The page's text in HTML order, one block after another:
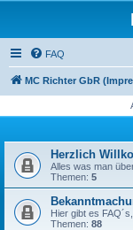
FAQ
MC Richter GbR
Herzlich
Alles was man
Themen: 5
Hier gibt es
Themen: 88